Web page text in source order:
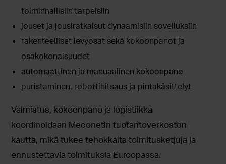
toiminnallisiin tarpeisiin
jouset ja jousiratkaisut dynaamisiin sovelluksiin
rakenteelliset levyosat sekä kokoonpanot ja
osakokonaisuudet
automaattinen ja manuaalinen kokoonpano
puristaminen, robottihitsaus ja pintakäsittelyt
Valmistus, kokoonpano ja logistiikka
koordinoidaan Meconetin tuotantoverkoston
kautta, mikä tukee tehokkaita toimitusketjuja ja
ennustettavia toimituksia Euroopassa.